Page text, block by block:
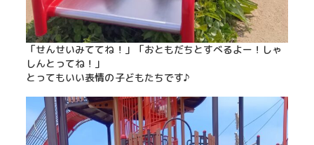
「せんせいみててね！」「おともだちとすべるよー！しゃ
しんとってね！」
とってもいい表情の子どもたちです♪